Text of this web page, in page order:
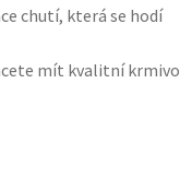
chutí, která se hodí
mít kvalitní krmivo